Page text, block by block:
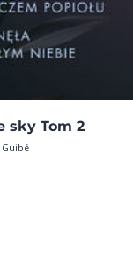
sky Tom 2